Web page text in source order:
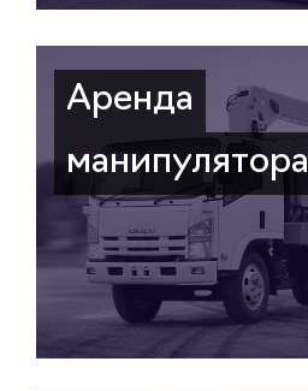
Аренда
манипулятора